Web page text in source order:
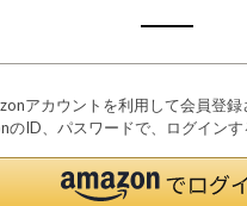
アカウントを利用して会員登録
のID、パスワードで、ログインす